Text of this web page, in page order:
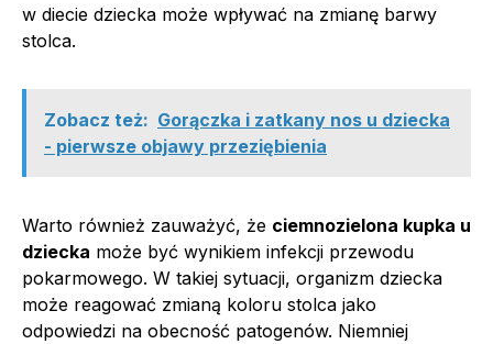
w diecie dziecka może wpływać na zmianę barwy
stolca.
Zobacz też: Gorączka i zatkany nos u dziecka
- pierwsze objawy przeziębienia
Warto również zauważyć, że ciemnozielona kupka u
dziecka może być wynikiem infekcji przewodu
pokarmowego. W takiej sytuacji, organizm dziecka
może reagować zmianą koloru stolca jako
odpowiedzi na obecność patogenów. Niemniej